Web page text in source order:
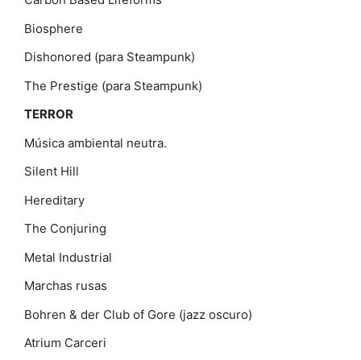
Biosphere
Dishonored (para Steampunk)
The Prestige (para Steampunk)
TERROR
Música ambiental neutra.
Silent Hill
Hereditary
The Conjuring
Metal Industrial
Marchas rusas
Bohren & der Club of Gore (jazz oscuro)
Atrium Carceri